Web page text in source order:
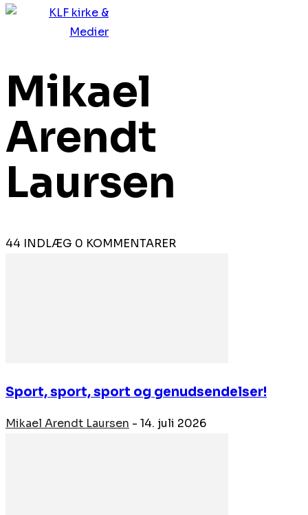
Mikael
Arendt
Laursen
44 INDLÆG 0 KOMMENTARER
Sport, sport, sport og genudsendelser!
Mikael Arendt Laursen - 14. juli 2026